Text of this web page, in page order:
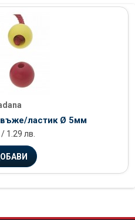
въже/ластик Ø 5мм
1.29 лв.